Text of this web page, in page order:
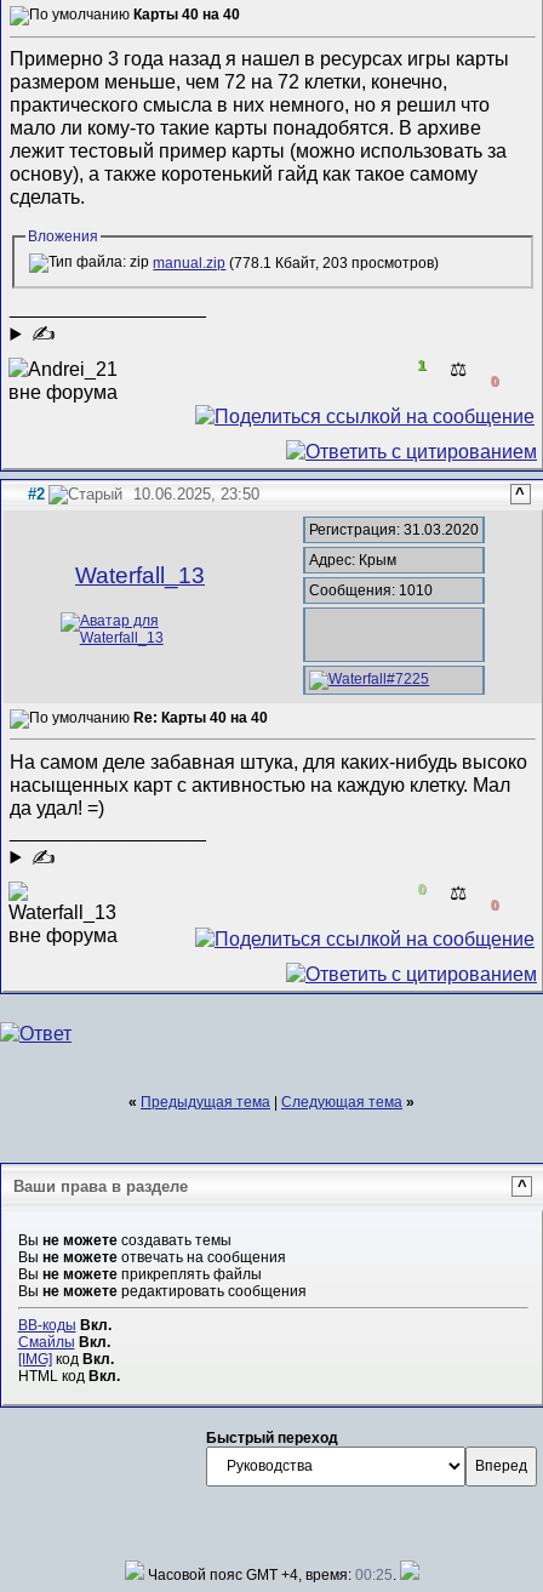
Карты 40 на 40
Примерно 3 года назад я нашел в ресурсах игры карты
размером меньше, чем 72 на 72 клетки, конечно,
практического смысла в них немного, но я решил что
мало ли кому-то такие карты понадобятся. В архиве
лежит тестовый пример карты (можно использовать за
основу), а также коротенький гайд как такое самому
сделать.
Вложения
manual.zip (778.1 Кбайт, 203 просмотров)
✍
1 ⚖️
0
#2 10.06.2025, 23:50 ^
Waterfall_13
Регистрация: 31.03.2020
Адрес: Крым
Сообщения: 1010
Re: Карты 40 на 40
На самом деле забавная штука, для каких-нибудь высоко
насыщенных карт с активностью на каждую клетку. Мал
да удал! =)
✍
0 ⚖️
0
« Предыдущая тема Следующая тема »
Ваши права в разделе ^
Вы не можетесоздавать темы
Вы не можетеотвечать на сообщения
Вы не можетеприкреплять файлы
Вы не можетередактировать сообщения
BB-коды Вкл.
Смайлы Вкл.
[IMG]код Вкл.
HTML код Вкл.
Быстрый переход
Часовой пояс GMT +4, время: 00:25.